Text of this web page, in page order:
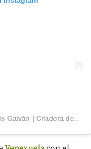
Una publicación compartida de Génesis Galván | Criadora de Conteúdo (@genesisgalvan18)